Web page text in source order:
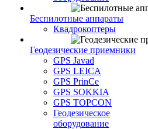
Беспилотные аппараты
Квадрокоптеры
Геодезические приемники
GPS Javad
GPS LEICA
GPS PrinCe
GPS SOKKIA
GPS TOPCON
Геодезическое
оборудование